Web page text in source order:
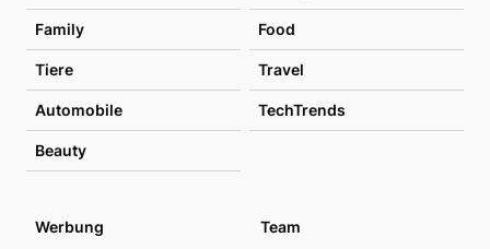
Family Food
Tiere Travel
Automobile TechTrends
Beauty
Werbung Team